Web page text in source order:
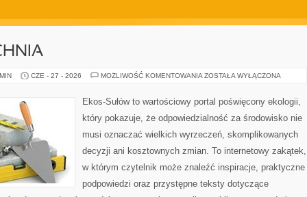
CZE - 27 - 2026 MOŻLIWOŚĆ KOMENTOWANIA EKO
ZOSTAŁA WYŁĄCZONA
Ekos-Sułów to wartościowy portal poświęcony ekologii,
który pokazuje, że odpowiedzialność za środowisko nie
musi oznaczać wielkich wyrzeczeń, skomplikowanych
decyzji ani kosztownych zmian. To internetowy zakątek,
w którym czytelnik może znaleźć inspiracje, praktyczne
podpowiedzi oraz przystępne teksty dotyczące